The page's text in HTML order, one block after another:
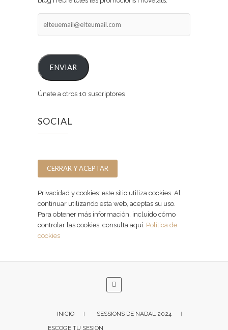
ENVIAR
Únete a otros 10 suscriptores
SOCIAL
Privacidad y cookies: este sitio utiliza cookies. Al
continuar utilizando esta web, aceptas su uso.
Para obtener más información, incluido cómo
controlar las cookies, consulta aquí: Política de
cookies
INICIO
SESSIONS DE NADAL 2024
ESCOGE TU SESIÓN